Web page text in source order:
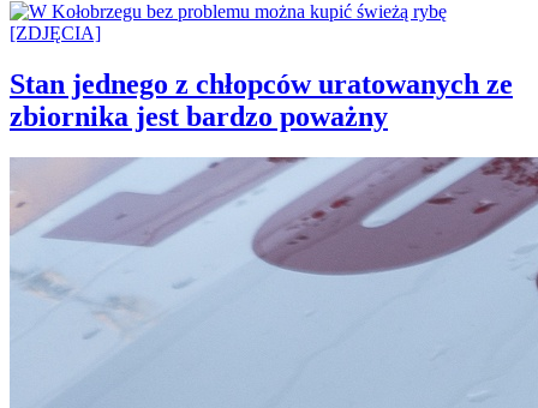
Stan jednego z chłopców uratowanych ze
zbiornika jest bardzo poważny